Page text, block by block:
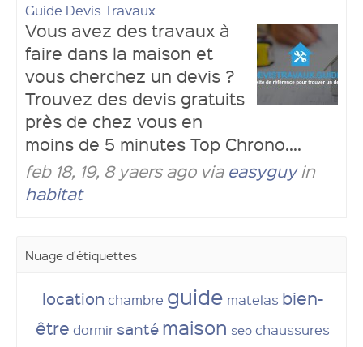
Guide Devis Travaux
Vous avez des travaux à
faire dans la maison et
vous cherchez un devis ?
Trouvez des devis gratuits
près de chez vous en
moins de 5 minutes Top Chrono....
feb 18, 19, 8 yaers ago via easyguyin
habitat
Nuage d'étiquettes
location chambre guide matelas bien-
être dormir santé maison seo chaussures